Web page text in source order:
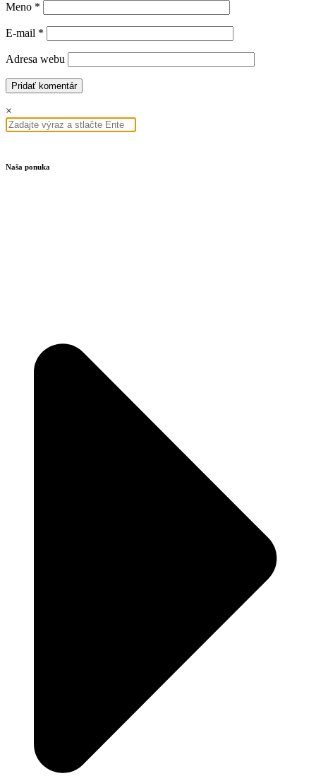
Meno *
E-mail *
Adresa webu
×
Naša ponuka